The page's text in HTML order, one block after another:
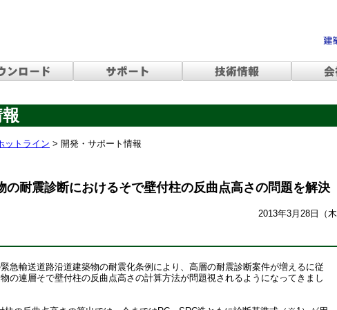
ットライン > 開発・サポート情報
の耐震診断におけるそで壁付柱の反曲点高さの問題を解決
2013年3月28日（
急輸送道路沿道建築物の耐震化条例により、高層の耐震診断案件が増えるに従
の連層そで壁付柱の反曲点高さの計算方法が問題視されるようになってきまし